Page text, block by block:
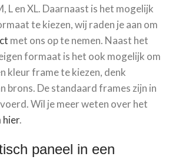
L en XL. Daarnaast is het mogelijk
te kiezen, wij raden je aan om
met ons op te nemen. Naast het
formaat is het ook mogelijk om
kleur frame te kiezen, denk
brons. De standaard frames zijn in
Wil je meer weten over het
hier.
paneel in een